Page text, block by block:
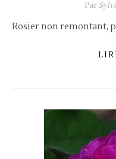
Par
Rosier non remontant,